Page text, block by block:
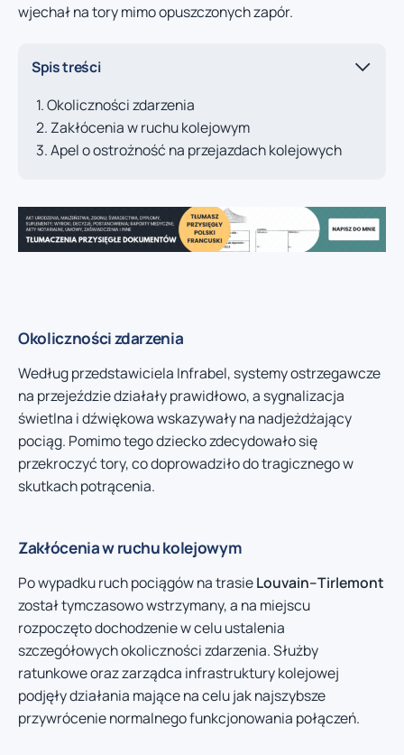
wjechał na tory mimo opuszczonych zapór.
Spis treści
Okoliczności zdarzenia
Zakłócenia w ruchu kolejowym
Apel o ostrożność na przejazdach kolejowych
Okoliczności zdarzenia
Według przedstawiciela Infrabel, systemy ostrzegawcze
na przejeździe działały prawidłowo, a sygnalizacja
świetlna i dźwiękowa wskazywały na nadjeżdżający
pociąg. Pomimo tego dziecko zdecydowało się
przekroczyć tory, co doprowadziło do tragicznego w
skutkach potrącenia.
Zakłócenia w ruchu kolejowym
Po wypadku ruch pociągów na trasieLouvain–Tirlemont
został tymczasowo wstrzymany, a na miejscu
rozpoczęto dochodzenie w celu ustalenia
szczegółowych okoliczności zdarzenia. Służby
ratunkowe oraz zarządca infrastruktury kolejowej
podjęły działania mające na celu jak najszybsze
przywrócenie normalnego funkcjonowania połączeń.